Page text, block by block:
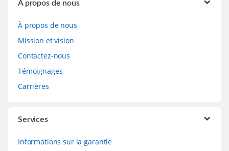
À propos de nous
À propos de nous
Mission et vision
Contactez-nous
Témoignages
Carrières
Services
Informations sur la garantie